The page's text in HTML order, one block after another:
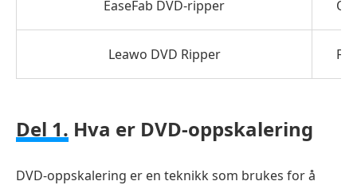
EaseFab DVD-ripper
Leawo DVD Ripper
Del 1. Hva er DVD-oppskalering
DVD-oppskalering er en teknikk som brukes for å